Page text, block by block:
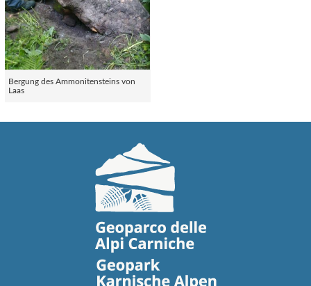
Bergung des Ammonitensteins von
Laas